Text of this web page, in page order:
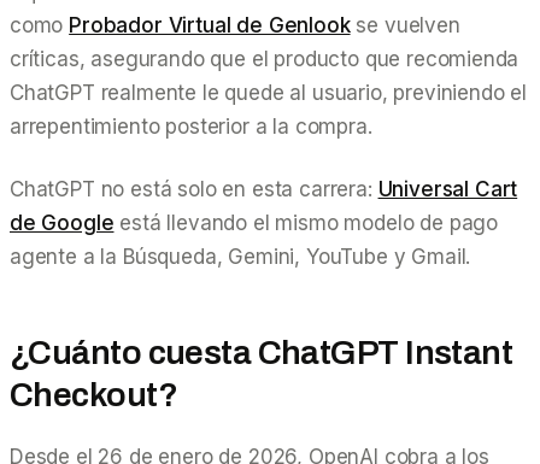
como Probador Virtual de Genlookse vuelven
críticas, asegurando que el producto que recomienda
ChatGPT realmente le quede al usuario, previniendo el
arrepentimiento posterior a la compra.
ChatGPT no está solo en esta carrera: Universal Cart
de Google está llevando el mismo modelo de pago
agente a la Búsqueda, Gemini, YouTube y Gmail.
¿Cuánto cuesta ChatGPT Instant
Checkout?
Desde el 26 de enero de 2026, OpenAI cobra a los